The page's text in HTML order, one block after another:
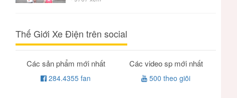
Thế Giới Xe Điện trên social
Các sản phẩm mới nhất
284.4355 fan
Các video sp mới nhất
500 theo giõi